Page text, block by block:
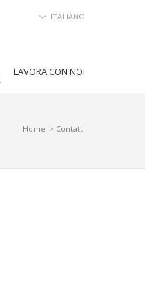
ITALIANO
LAVORA CON NOI
Home > Contatti